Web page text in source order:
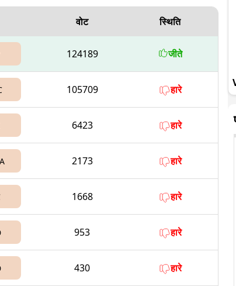
वोट स्थिति
124189 जीते
105709 हारे
6423 हारे
2173 हारे
1668 हारे
953 हारे
430 हारे